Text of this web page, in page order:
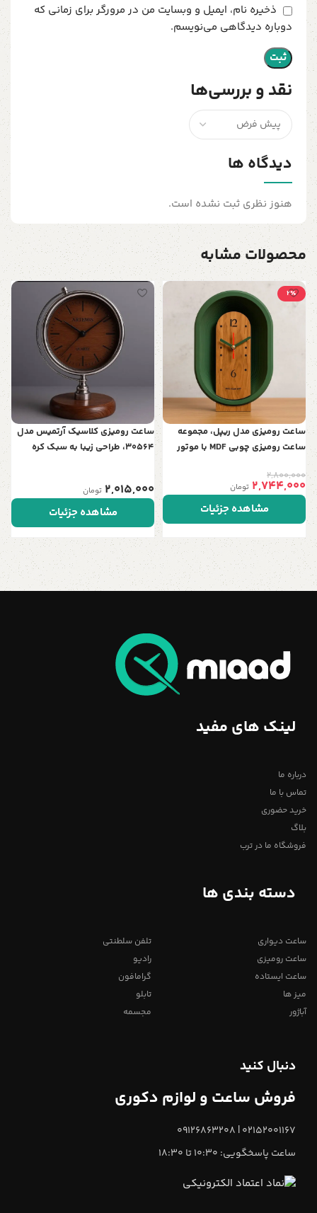
نقد و بررسی‌ها
دیدگاه ها
هنوز نظری ثبت نشده است.
ذخیره نام، ایمیل و وبسایت من در مرورگر برای زمانی که
دوباره دیدگاهی می‌نویسم.
محصولات مشابه
2٪
ساعت رومیزی مدل ریپل، مجموعه
ساعت رومیزی چوبی‌ MDF با موتور
2,800,000
2,744,000 تومان
مشاهده جزئیات
ساعت رومیزی کلاسیک آرتمیس مدل
30564، طراحی زیبا به سبک کره
2,015,000 تومان
مشاهده جزئیات
لینک های مفید
درباره ما
تماس با ما
خرید حضوری
بلاگ
فروشگاه ما در ترب
دسته بندی ها
ساعت دیواری
ساعت رومیزی
ساعت ایستاده
میز ها
آباژور
تلفن سلطنتی
رادیو
گرامافون
تابلو
مجسمه
دنبال کنید
فروش ساعت و لوازم دکوری
02152001167 | 09126863208
ساعت پاسخگویی: 10:30 تا 18:30